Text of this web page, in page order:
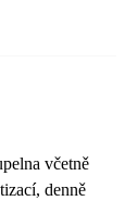
včetně
denně